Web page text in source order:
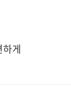
게